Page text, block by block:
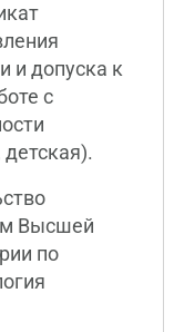
и допуска к
с
Высшей
по